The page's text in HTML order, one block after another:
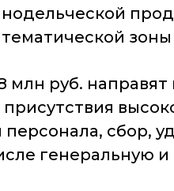
тематической
млн руб.
персонала, сбор,
генеральную